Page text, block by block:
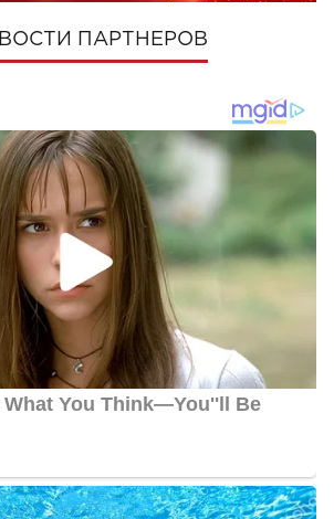
ПАРТНЕРОВ